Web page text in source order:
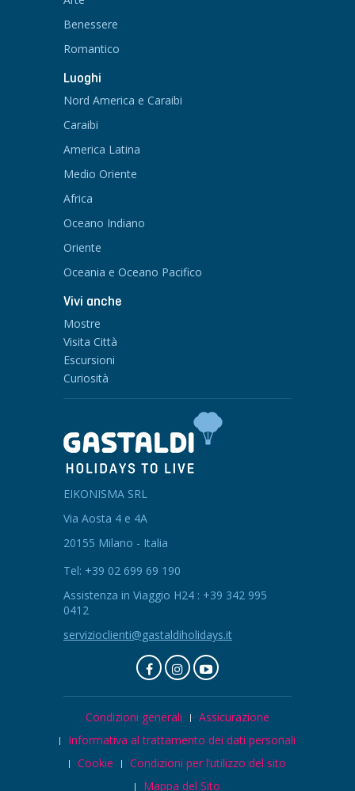
Benessere
Romantico
Luoghi
Nord America e Caraibi
Caraibi
America Latina
Medio Oriente
Africa
Oceano Indiano
Oriente
Oceania e Oceano Pacifico
Vivi anche
Mostre
Visita Città
Escursioni
Curiosità
EIKONISMA SRL
Via Aosta 4 e 4A
20155 Milano - Italia
Tel: +39 02 699 69 190
Assistenza in Viaggio H24 : +39 342 995
0412
servizioclienti@gastaldiholidays.it
Condizioni generali
Assicurazione
Informativa al trattamento dei dati personali
Cookie
Condizioni per l’utilizzo del sito
Mappa del Sito